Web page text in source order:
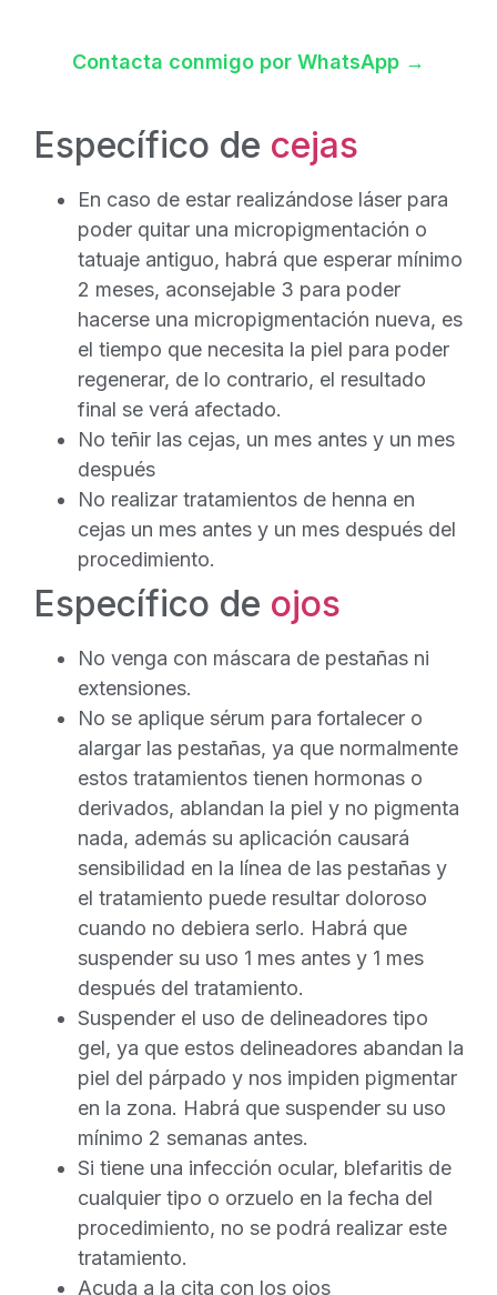
Contacta conmigo por WhatsApp →
Específico de cejas
En caso de estar realizándose láser para
poder quitar una micropigmentación o
tatuaje antiguo, habrá que esperar mínimo
2 meses, aconsejable 3 para poder
hacerse una micropigmentación nueva, es
el tiempo que necesita la piel para poder
regenerar, de lo contrario, el resultado
final se verá afectado.
No teñir las cejas, un mes antes y un mes
después
No realizar tratamientos de henna en
cejas un mes antes y un mes después del
procedimiento.
Específico de ojos
No venga con máscara de pestañas ni
extensiones.
No se aplique sérum para fortalecer o
alargar las pestañas, ya que normalmente
estos tratamientos tienen hormonas o
derivados, ablandan la piel y no pigmenta
nada, además su aplicación causará
sensibilidad en la línea de las pestañas y
el tratamiento puede resultar doloroso
cuando no debiera serlo. Habrá que
suspender su uso 1 mes antes y 1 mes
después del tratamiento.
Suspender el uso de delineadores tipo
gel, ya que estos delineadores abandan la
piel del párpado y nos impiden pigmentar
en la zona. Habrá que suspender su uso
mínimo 2 semanas antes.
Si tiene una infección ocular, blefaritis de
cualquier tipo o orzuelo en la fecha del
procedimiento, no se podrá realizar este
tratamiento.
Acuda a la cita con los ojos